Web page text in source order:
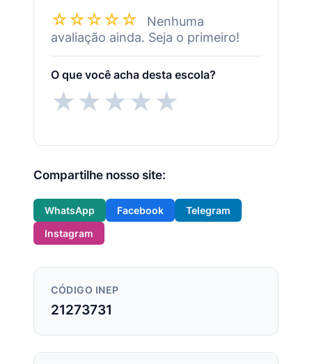
☆☆☆☆☆
Nenhuma
avaliação ainda. Seja o primeiro!
O que você acha desta escola?
★★★★★
Compartilhe nosso site:
WhatsApp Facebook
Telegram
Instagram
CÓDIGO INEP
21273731